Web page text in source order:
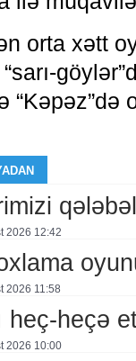
orta xətt
“Kəpəz”də
2026 12:42
2026 11:58
heç-heçə
2026 10:00